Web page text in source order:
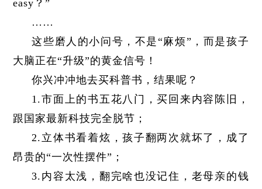
easy？”
……
这些磨人的小问号，不是“麻烦”，而是孩子
大脑正在“升级”的黄金信号！
你兴冲冲地去买科普书，结果呢？
1.市面上的书五花八门，买回来内容陈旧，
跟国家最新科技完全脱节；
2.立体书看着炫，孩子翻两次就坏了，成了
昂贵的“一次性摆件”；
3.内容太浅，翻完啥也没记住，老母亲的钱